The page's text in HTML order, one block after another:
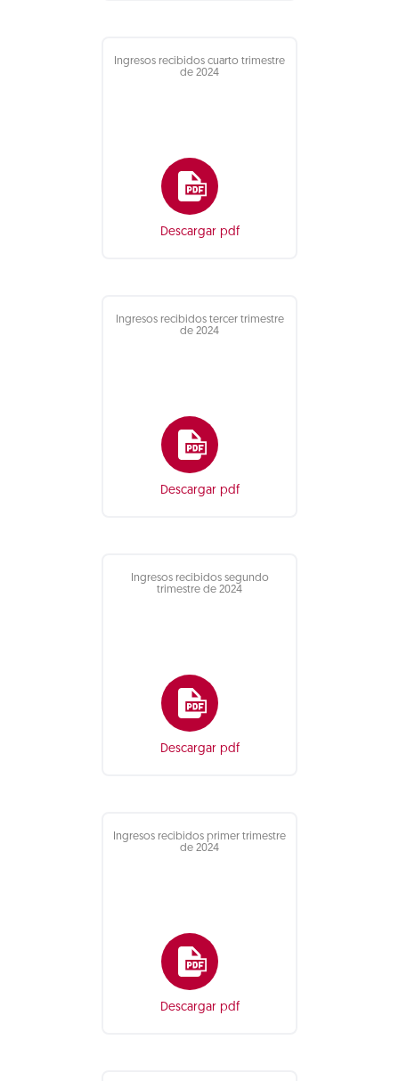
Ingresos recibidos cuarto trimestre
de 2024
Descargar pdf
Ingresos recibidos tercer trimestre
de 2024
Descargar pdf
Ingresos recibidos segundo
trimestre de 2024
Descargar pdf
Ingresos recibidos primer trimestre
de 2024
Descargar pdf